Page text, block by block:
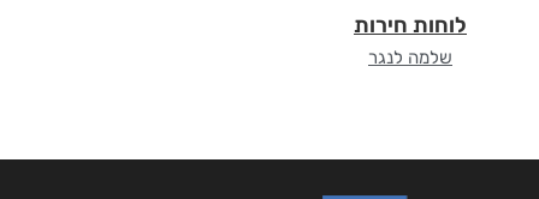
לוחות חירות
שלמה לנגר